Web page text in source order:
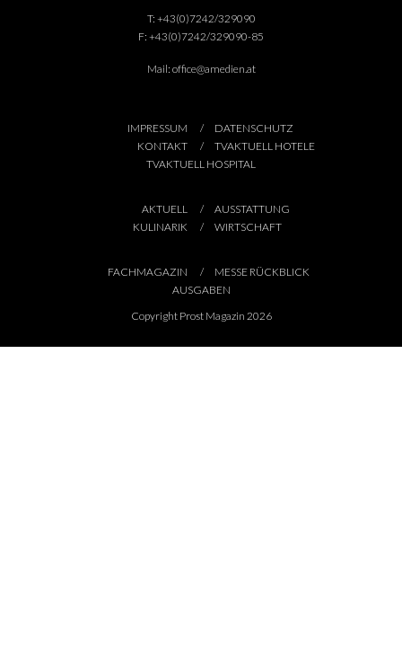
T: +43(0)7242/329090
F: +43(0)7242/329090-85
Mail: office@amedien.at
IMPRESSUM
DATENSCHUTZ
KONTAKT
TVAKTUELL HOTELE
TVAKTUELL HOSPITAL
AKTUELL
AUSSTATTUNG
KULINARIK
WIRTSCHAFT
FACHMAGAZIN
MESSE RÜCKBLICK
AUSGABEN
Copyright Prost Magazin 2026